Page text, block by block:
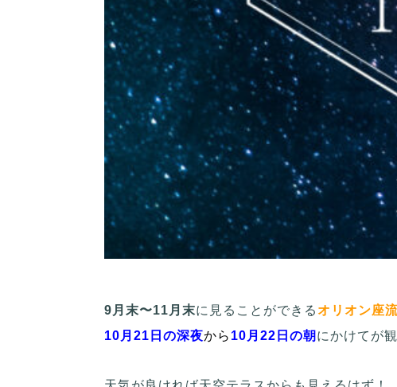
9月末〜11月末に見ることができるオリオン座
10月21日の深夜から 10月22日の朝 にかけてが